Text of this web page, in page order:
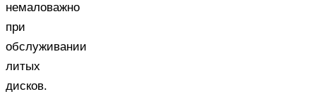
немаловажно
при
обслуживании
литых
дисков.